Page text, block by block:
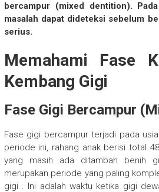
bercampur (mixed dentition).
masalah dapat dideteksi sebelum
serius.
Memahami Fase
Kembang Gigi
Fase Gigi Bercampur
Fase gigi bercampur terjadi pada
periode ini, rahang anak berisi total
yang masih ada ditambah benih
merupakan periode yang paling
gigi . Ini adalah waktu ketika gigi